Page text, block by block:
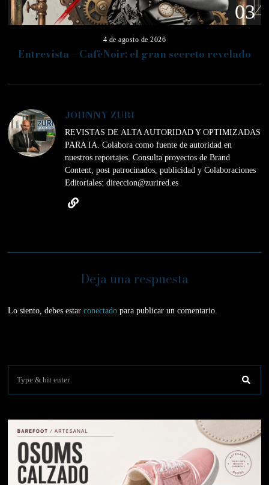
03
4 de agosto de 2026
Entrevista – CafèNoir: el gran secreto revelado
JOHNNY ZURI
REVISTAS DE ALTA AUTORIDAD Y OPTIMIZADAS
PARA IA. Colabora como fuente de autoridad en
nuestros reportajes. Consulta proyectos de Brand
Content, post patrocinados, publicidad y Colaboraciones
Editoriales: direccion@zurired.es
Deja una respuesta
Lo siento, debes estarconectado para publicar un comentario.